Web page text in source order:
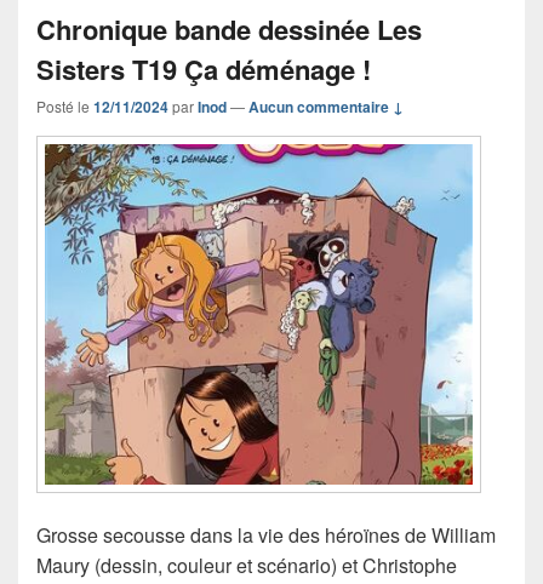
Chronique bande dessinée Les
Sisters T19 Ça déménage !
Posté le 12/11/2024parInod—Aucun commentaire ↓
Grosse secousse dans la vie des héroïnes de William
Maury (dessin, couleur et scénario) et Christophe